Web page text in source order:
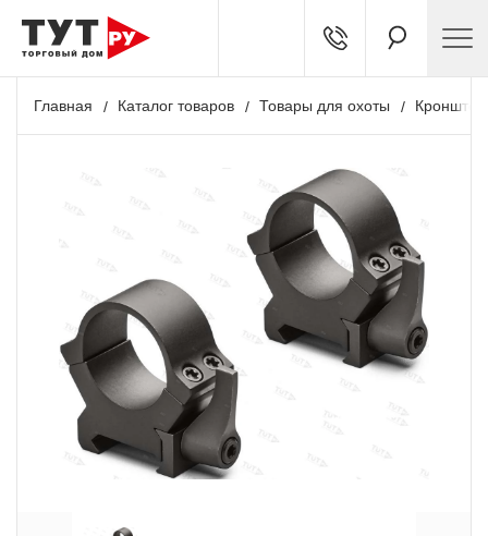
Главная Каталог товаров Товары для охоты